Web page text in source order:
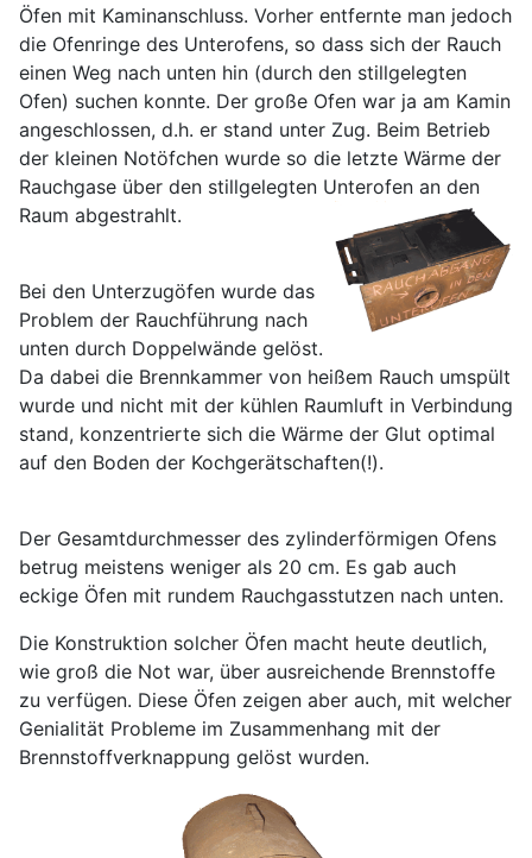
Öfen mit Kaminanschluss. Vorher entfernte man jedoch
die Ofenringe des Unterofens, so dass sich der Rauch
einen Weg nach unten hin (durch den stillgelegten
Ofen) suchen konnte. Der große Ofen war ja am Kamin
angeschlossen, d.h. er stand unter Zug. Beim Betrieb
der kleinen Notöfchen wurde so die letzte Wärme der
Rauchgase über den stillgelegten Unterofen an den
Raum abgestrahlt.
Bei den Unterzugöfen wurde das
Problem der Rauchführung nach
unten durch Doppelwände gelöst.
Da dabei die Brennkammer von heißem Rauch umspült
wurde und nicht mit der kühlen Raumluft in Verbindung
stand, konzentrierte sich die Wärme der Glut optimal
auf den Boden der Kochgerätschaften(!).
Der Gesamtdurchmesser des zylinderförmigen Ofens
betrug meistens weniger als 20 cm. Es gab auch
eckige Öfen mit rundem Rauchgasstutzen nach unten.
Die Konstruktion solcher Öfen macht heute deutlich,
wie groß die Not war, über ausreichende Brennstoffe
zu verfügen. Diese Öfen zeigen aber auch, mit welcher
Genialität Probleme im Zusammenhang mit der
Brennstoffverknappung gelöst wurden.